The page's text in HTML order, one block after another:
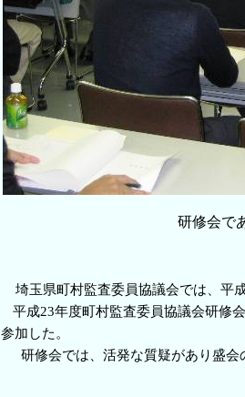
研修会で
埼玉県町村監査委員協議会では、平
平成23年度町村監査委員協議会研修
参加
研修会では、活発な